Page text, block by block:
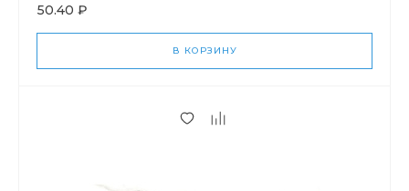
50.40 ₽
В КОРЗИНУ